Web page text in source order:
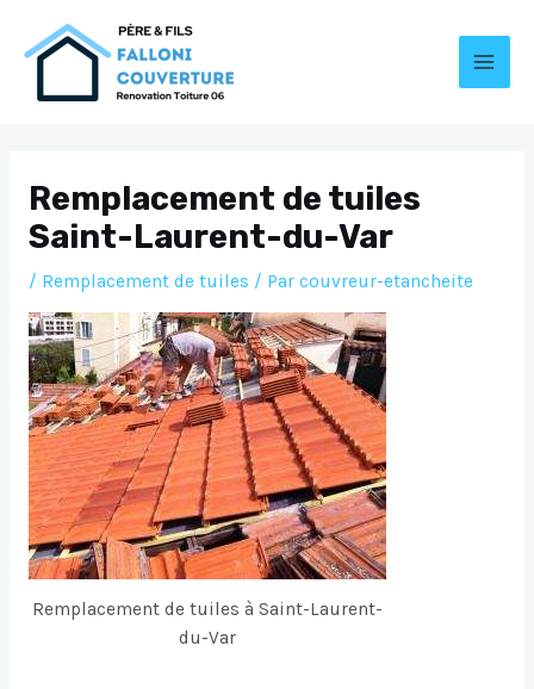
Remplacement de tuiles
Saint-Laurent-du-Var
/ Remplacement de tuiles / Par couvreur-etancheite
Remplacement de tuiles à Saint-Laurent-
du-Var